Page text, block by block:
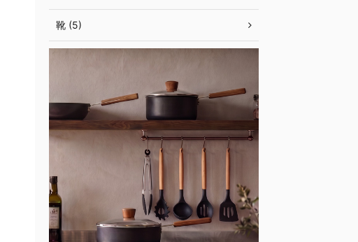
靴 (5)